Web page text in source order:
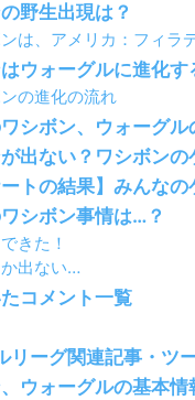
野生出現は？
は、アメリカ：フィラ
ウォーグルに進化す
の進化の流れ
シボン、ウォーグル
出ない？ワシボン
ートの結果】みんな
シボン事情は…？
きた！
出ない…
コメント一覧
リーグ関連記事・ツ
ウォーグルの基本